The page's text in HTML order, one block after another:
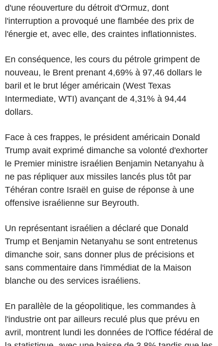
d'une réouverture du détroit d'Ormuz, dont
l'interruption a provoqué une flambée des prix de
l'énergie et, avec elle, des craintes inflationnistes.
En conséquence, les cours du pétrole grimpent de
nouveau, le Brent prenant 4,69% à 97,46 dollars le
baril et le brut léger américain (West Texas
Intermediate, WTI) avançant de 4,31% à 94,44
dollars.
Face à ces frappes, le président américain Donald
Trump avait exprimé dimanche sa volonté d'exhorter
le Premier ministre israélien Benjamin Netanyahu à
ne pas répliquer aux missiles lancés plus tôt par
Téhéran contre Israël en guise de réponse à une
offensive israélienne sur Beyrouth.
Un représentant israélien a déclaré que Donald
Trump et Benjamin Netanyahu se sont entretenus
dimanche soir, sans donner plus de précisions et
sans commentaire dans l'immédiat de la Maison
blanche ou des services israéliens.
En parallèle de la géopolitique, les commandes à
l'industrie ont par ailleurs reculé plus que prévu en
avril, montrent lundi les données de l'Office fédéral de